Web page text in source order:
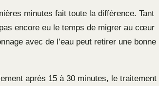
minutes fait toute la différence. Tant
encore eu le temps de migrer au cœur
avec de l’eau peut retirer une bonne
après 15 à 30 minutes, le traitement